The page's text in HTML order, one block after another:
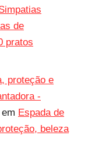
de
pratos
proteção e
-
em Espada de
beleza